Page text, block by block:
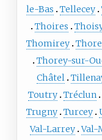
le-Bas
Tellecey
Thoires
Thomirey
Thorey-sur-
Châtel
Toutry Tréclun
Trugny Turcey
Val-Larrey Val-